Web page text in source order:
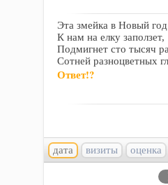
Эта змейка в Новый год
К нам на елку заползет,
Подмигнет сто тысяч
Сотней разноцветных
Ответ!?
дата визиты оценка